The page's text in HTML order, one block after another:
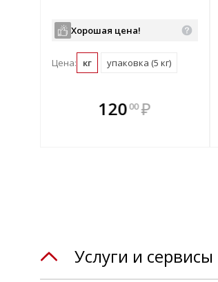
Хорошая цена!
Цена: кг упаковка (5 кг)
12000 ₽
В комплекте
всегда выгоднее!
Услуги и сервисы